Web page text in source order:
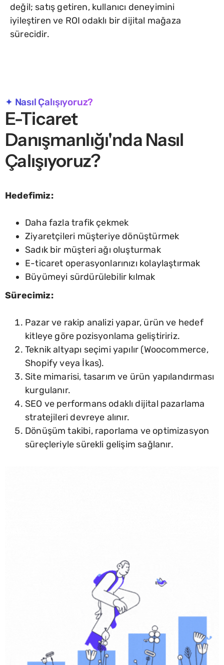
değil; satış getiren, kullanıcı deneyimini
iyileştiren ve ROI odaklı bir dijital mağaza
sürecidir.
✦ Nasıl Çalışıyoruz?
E-Ticaret
Danışmanlığı'nda Nasıl
Çalışıyoruz?
Hedefimiz:
Daha fazla trafik çekmek
Ziyaretçileri müşteriye dönüştürmek
Sadık bir müşteri ağı oluşturmak
E-ticaret operasyonlarınızı kolaylaştırmak
Büyümeyi sürdürülebilir kılmak
Sürecimiz:
Pazar ve rakip analizi yapar, ürün ve hedef
kitleye göre pozisyonlama geliştiririz.
Teknik altyapı seçimi yapılır (Woocommerce,
Shopify veya İkas).
Site mimarisi, tasarım ve ürün yapılandırması
kurgulanır.
SEO ve performans odaklı dijital pazarlama
stratejileri devreye alınır.
Dönüşüm takibi, raporlama ve optimizasyon
süreçleriyle sürekli gelişim sağlanır.